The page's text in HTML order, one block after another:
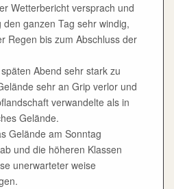
Wetterbericht versprach und
ganzen Tag sehr windig,
Regen bis zum Abschluss der
Abend sehr stark zu
sehr an Grip verlor und
verwandelte als in
Gelände.
Gelände am Sonntag
und die höheren Klassen
unerwarteter weise